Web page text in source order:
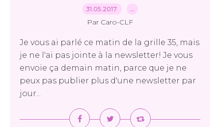
31.05.2017 …
Par Caro-CLF
Je vous ai parlé ce matin de la grille 35, mais
je ne l'ai pas jointe à la newsletter! Je vous
envoie ça demain matin, parce que je ne
peux pas publier plus d'une newsletter par
jour...